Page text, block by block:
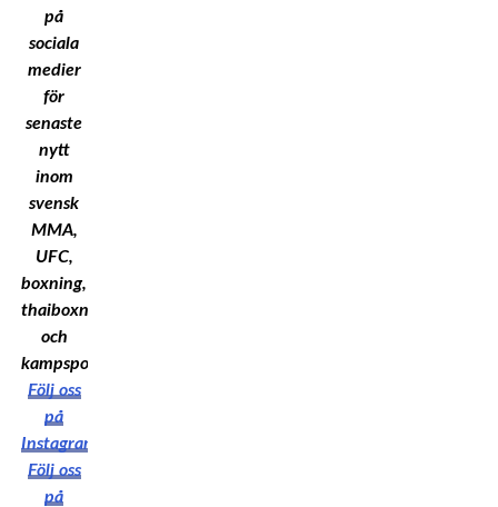
på
sociala
medier
för
senaste
nytt
inom
svensk
MMA,
UFC,
boxning,
thaiboxning
och
kampsport!
Följ oss
på
Instagram
Följ oss
på